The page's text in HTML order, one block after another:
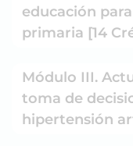
educación
primaria [14
Módulo III.
toma de
hipertensión